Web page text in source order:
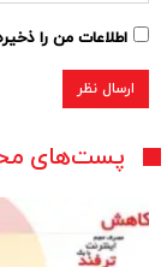
اطلاعات من را
پست‌های